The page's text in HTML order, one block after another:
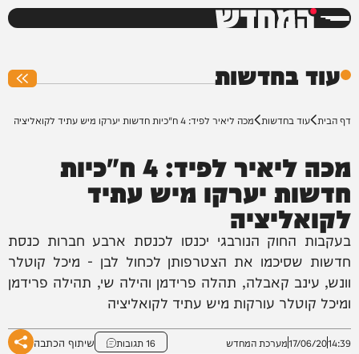
המחדש
עוד בחדשות
דף הבית עוד בחדשות מכה ליאיר לפיד: 4 ח"כיות חדשות יערקו מיש עתיד​ לקואליציה
מכה ליאיר לפיד: 4 ח"כיות
חדשות יערקו מיש עתיד​
לקואליציה
בעקבות החוק הנורבגי יכנסו לכנסת ארבע חברות כנסת
חדשות שסיכמו את הצטרפותן לכחול לבן - מיכל קוטלר
וונש, עינב קאבלה, תהלה פרידמן והילה שי, תהילה פרידמן
ומיכל קוטלר עורקות מיש עתיד לקואליציה
14:39
17/06/20מערכת המחדש 16 תגובות שיתוף הכתבה